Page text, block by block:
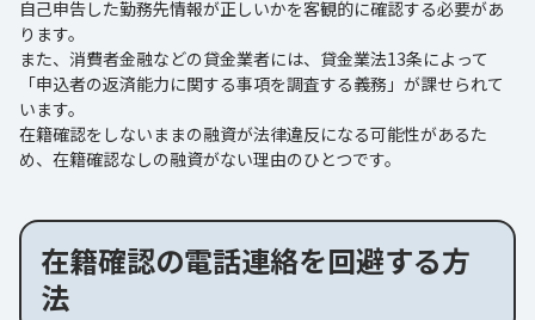
自己申告した勤務先情報が正しいかを客観的に確認する必要があ
ります。
また、消費者金融などの貸金業者には、貸金業法13条によって
「申込者の返済能力に関する事項を調査する義務」が課せられて
います。
在籍確認をしないままの融資が法律違反になる可能性があるた
め、在籍確認なしの融資がない理由のひとつです。
在籍確認の電話連絡を回避する方
法